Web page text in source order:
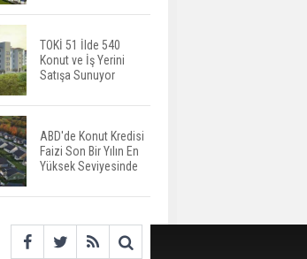
Aileden Miras Kalan Ev
Nasıl Satılır?
İstanbul'da 15 Bin Kiralık
Sosyal Konut Eylülde
Kiraya Verilecek
TOKİ 51 İlde 540
Konut ve İş Yerini
Satışa Sunuyor
ABD'de Konut Kredisi
Faizi Son Bir Yılın En
Yüksek Seviyesinde